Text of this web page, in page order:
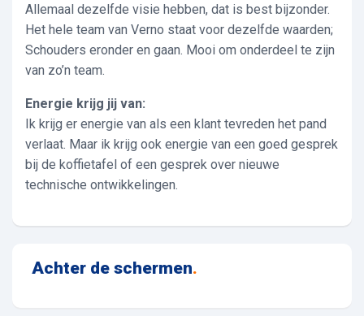
Allemaal dezelfde visie hebben, dat is best bijzonder.
Het hele team van Verno staat voor dezelfde waarden;
Schouders eronder en gaan. Mooi om onderdeel te zijn
van zo’n team.
Energie krijg jij van:
Ik krijg er energie van als een klant tevreden het pand
verlaat. Maar ik krijg ook energie van een goed gesprek
bij de koffietafel of een gesprek over nieuwe
technische ontwikkelingen.
Achter de schermen.